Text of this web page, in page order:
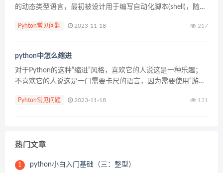
的动态类型语言，最初被设计用于编写自动化脚本(shell)，随着
型项目的开发。 在命令行的shell提示...
Pyhton常见问题 2023-11-18 217
python中怎么缩进
对于Python的这种“缩进”风格，喜欢它的人说这是一种乐趣；
不喜欢它的人说这是一门需要卡尺的语言，因为需要使用“游标
有意让违反了缩进规则的程序不能通过编译，...
Pyhton常见问题 2023-11-18 131
热门文章
1 python小白入门基础（三：整型）